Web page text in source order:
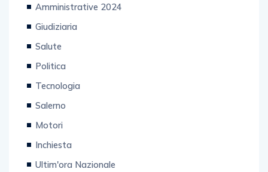
Amministrative 2024
Giudiziaria
Salute
Politica
Tecnologia
Salerno
Motori
Inchiesta
Ultim'ora Nazionale